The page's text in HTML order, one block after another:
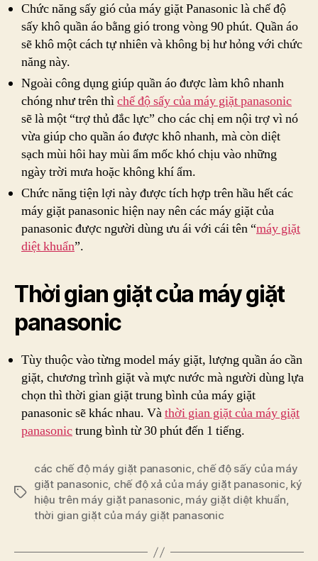
Chức năng sấy gió của máy giặt Panasonic là chế độ
sấy khô quần áo bằng gió trong vòng 90 phút. Quần áo
sẽ khô một cách tự nhiên và không bị hư hỏng với chức
năng này.
Ngoài công dụng giúp quần áo được làm khô nhanh
chóng như trên thìchế độ sấy của máy giặt panasonic
sẽ là một “trợ thủ đắc lực” cho các chị em nội trợ vì nó
vừa giúp cho quần áo được khô nhanh, mà còn diệt
sạch mùi hôi hay mùi ẩm mốc khó chịu vào những
ngày trời mưa hoặc không khí ẩm.
Chức năng tiện lợi này được tích hợp trên hầu hết các
máy giặt panasonic hiện nay nên các máy giặt của
panasonic được người dùng ưu ái với cái tên “máy giặt
diệt khuẩn”.
Thời gian giặt của máy giặt
panasonic
Tùy thuộc vào từng model máy giặt, lượng quần áo cần
giặt, chương trình giặt và mực nước mà người dùng lựa
chọn thì thời gian giặt trung bình của máy giặt
panasonic sẽ khác nhau. Vàthời gian giặt của máy giặt
panasonictrung bình từ 30 phút đến 1 tiếng.
Tags
các chế độ máy giặt panasonic, chế độ sấy của máy
giặt panasonic, chế độ xả của máy giặt panasonic, ký
hiệu trên máy giặt panasonic, máy giặt diệt khuẩn,
thời gian giặt của máy giặt panasonic